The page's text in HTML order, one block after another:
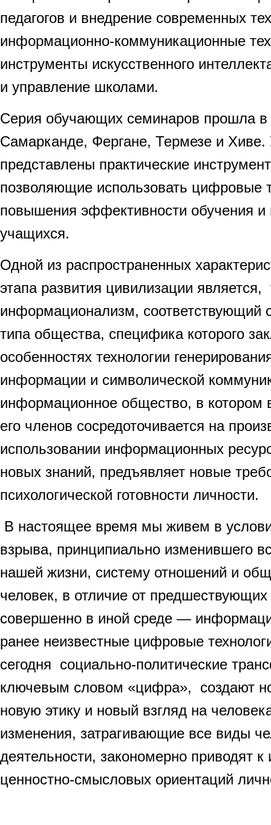
педагогов и внедрение современных
информационно-коммуникационные
инструменты искусственного
и управление школами.
Серия обучающих семинаров прошла в
Самарканде, Фергане, Термезе и
представлены практические
позволяющие использовать цифровые
повышения эффективности обучения и
учащихся.
Одной из распространенных
этапа развития цивилизации
информационализм, соответствующий
типа общества, специфика которого
особенностях технологии
информации и символической
информационное общество, в котором
его членов сосредоточивается на
использовании информационных
новых знаний, предъявляет новые
психологической готовности личности.
В настоящее время мы живем в
взрыва, принципиально изменившего
нашей жизни, систему отношений и
человек, в отличие от
совершенно в иной среде —
ранее неизвестные цифровые
сегодня социально-политические
ключевым словом «цифра», создают
новую этику и новый взгляд на
изменения, затрагивающие все виды
деятельности, закономерно приводят
ценностно-смысловых ориентаций